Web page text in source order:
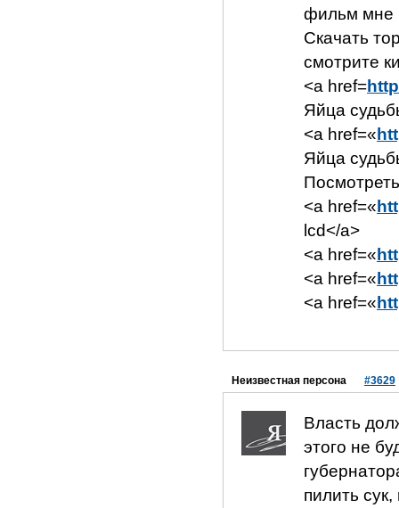
фильм мне
Скачать
смотрите
<a href=
Яйца
<a href=«
Яйца
<a href=«
lcd</a>
<a href=«
<a href=«
<a href=«
Неизвестная персона #3629
Власть
этого не
пилить